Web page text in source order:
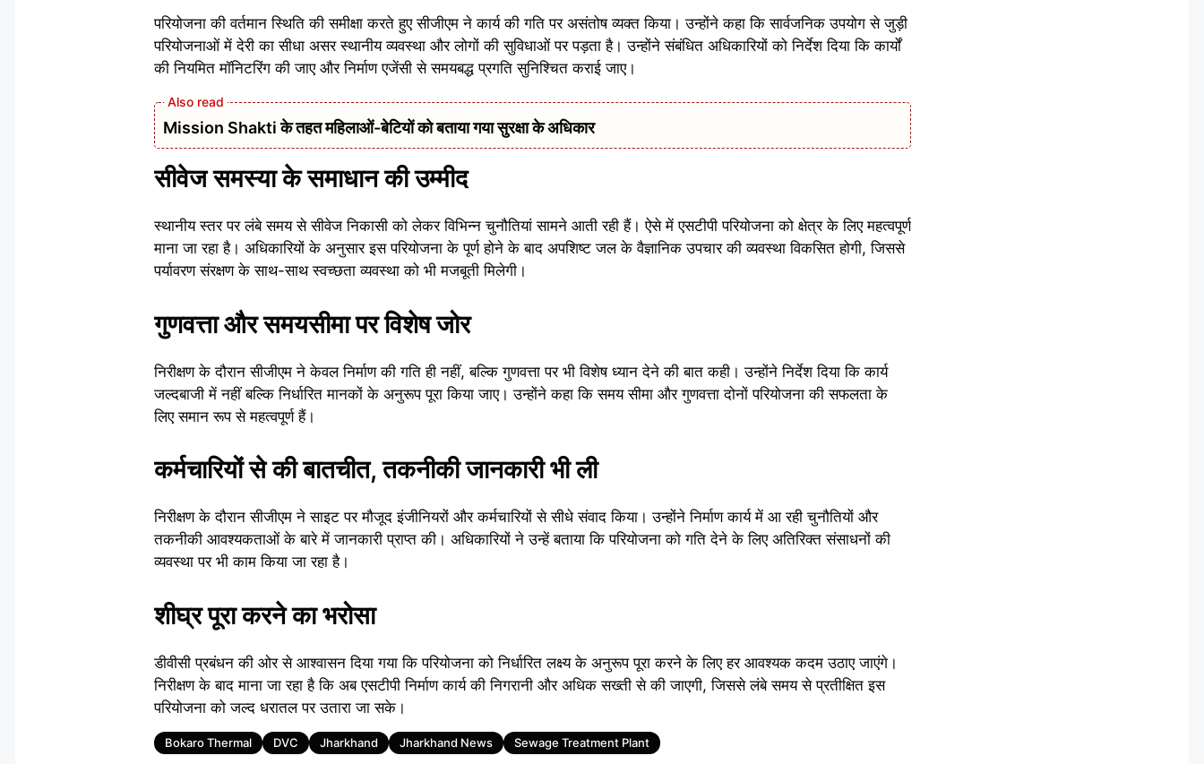
परियोजना की वर्तमान स्थिति की समीक्षा करते हुए सीजीएम ने कार्य की गति पर असंतोष व्यक्त किया। उन्होंने कहा कि सार्वजनिक उपयोग से जुड़ी
परियोजनाओं में देरी का सीधा असर स्थानीय व्यवस्था और लोगों की सुविधाओं पर पड़ता है। उन्होंने संबंधित अधिकारियों को निर्देश दिया कि कार्यों
की नियमित मॉनिटरिंग की जाए और निर्माण एजेंसी से समयबद्ध प्रगति सुनिश्चित कराई जाए।
Mission Shakti के तहत महिलाओं-बेटियों को बताया गया सुरक्षा के अधिकार
सीवेज समस्या के समाधान की उम्मीद
स्थानीय स्तर पर लंबे समय से सीवेज निकासी को लेकर विभिन्न चुनौतियां सामने आती रही हैं। ऐसे में एसटीपी परियोजना को क्षेत्र के लिए महत्वपूर्ण
माना जा रहा है। अधिकारियों के अनुसार इस परियोजना के पूर्ण होने के बाद अपशिष्ट जल के वैज्ञानिक उपचार की व्यवस्था विकसित होगी, जिससे
पर्यावरण संरक्षण के साथ-साथ स्वच्छता व्यवस्था को भी मजबूती मिलेगी।
गुणवत्ता और समयसीमा पर विशेष जोर
निरीक्षण के दौरान सीजीएम ने केवल निर्माण की गति ही नहीं, बल्कि गुणवत्ता पर भी विशेष ध्यान देने की बात कही। उन्होंने निर्देश दिया कि कार्य
जल्दबाजी में नहीं बल्कि निर्धारित मानकों के अनुरूप पूरा किया जाए। उन्होंने कहा कि समय सीमा और गुणवत्ता दोनों परियोजना की सफलता के
लिए समान रूप से महत्वपूर्ण हैं।
कर्मचारियों से की बातचीत, तकनीकी जानकारी भी ली
निरीक्षण के दौरान सीजीएम ने साइट पर मौजूद इंजीनियरों और कर्मचारियों से सीधे संवाद किया। उन्होंने निर्माण कार्य में आ रही चुनौतियों और
तकनीकी आवश्यकताओं के बारे में जानकारी प्राप्त की। अधिकारियों ने उन्हें बताया कि परियोजना को गति देने के लिए अतिरिक्त संसाधनों की
व्यवस्था पर भी काम किया जा रहा है।
शीघ्र पूरा करने का भरोसा
डीवीसी प्रबंधन की ओर से आश्वासन दिया गया कि परियोजना को निर्धारित लक्ष्य के अनुरूप पूरा करने के लिए हर आवश्यक कदम उठाए जाएंगे।
निरीक्षण के बाद माना जा रहा है कि अब एसटीपी निर्माण कार्य की निगरानी और अधिक सख्ती से की जाएगी, जिससे लंबे समय से प्रतीक्षित इस
परियोजना को जल्द धरातल पर उतारा जा सके।
Tags
Bokaro Thermal DVC Jharkhand Jharkhand News Sewage Treatment Plant